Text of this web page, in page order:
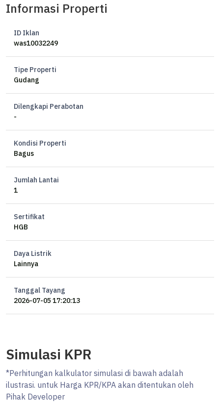
Informasi Properti
ID Iklan
was10032249
Tipe Properti
Gudang
Dilengkapi Perabotan
-
Kondisi Properti
Bagus
Jumlah Lantai
1
Sertifikat
HGB
Daya Listrik
Lainnya
Tanggal Tayang
2026-07-05 17:20:13
Simulasi KPR
*Perhitungan kalkulator simulasi di bawah adalah
ilustrasi. untuk Harga KPR/KPA akan ditentukan oleh
Pihak Developer